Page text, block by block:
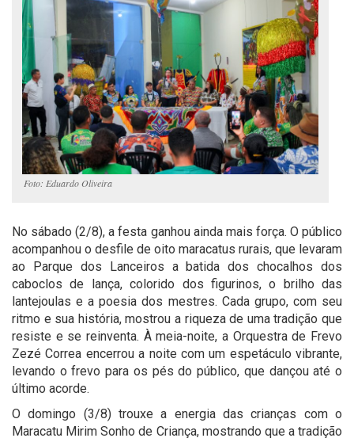
Foto: Eduardo Oliveira
No sábado (2/8), a festa ganhou ainda mais força. O público
acompanhou o desfile de oito maracatus rurais, que levaram
ao Parque dos Lanceiros a batida dos chocalhos dos
caboclos de lança, colorido dos figurinos, o brilho das
lantejoulas e a poesia dos mestres. Cada grupo, com seu
ritmo e sua história, mostrou a riqueza de uma tradição que
resiste e se reinventa. À meia-noite, a Orquestra de Frevo
Zezé Correa encerrou a noite com um espetáculo vibrante,
levando o frevo para os pés do público, que dançou até o
último acorde.
O domingo (3/8) trouxe a energia das crianças com o
Maracatu Mirim Sonho de Criança, mostrando que a tradição